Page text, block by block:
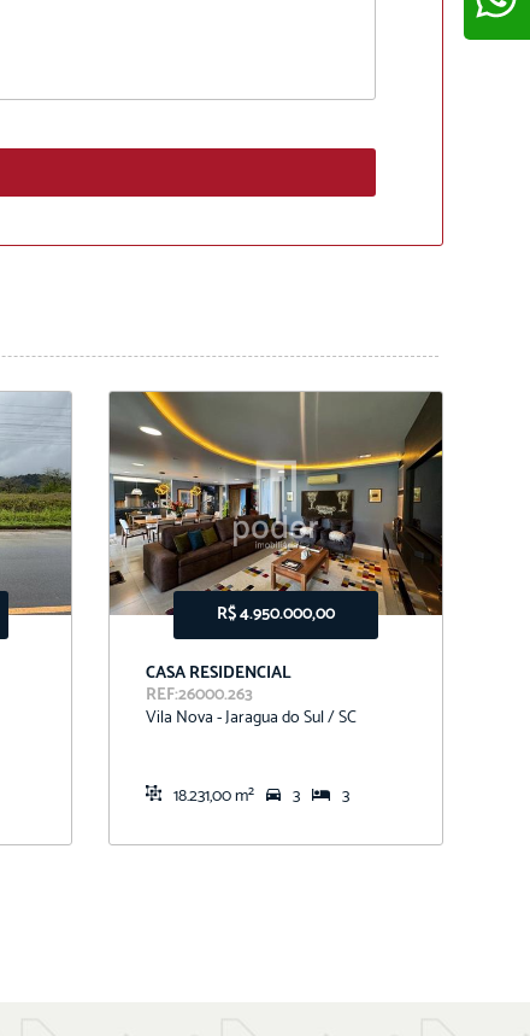
R$ 4.950.000,00
CASA RESIDENCIAL
REF:26000.263
Vila Nova - Jaragua do Sul / SC
18.231,00 m² 3 3